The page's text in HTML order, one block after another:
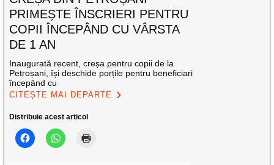
PRIMEȘTE ÎNSCRIERI PENTRU
COPII ÎNCEPÂND CU VÂRSTA
DE 1 AN
Inaugurată recent, creșa pentru copii de la
Petroșani, își deschide porțile pentru beneficiari
începând cu
CITEȘTE MAI DEPARTE
Distribuie acest articol